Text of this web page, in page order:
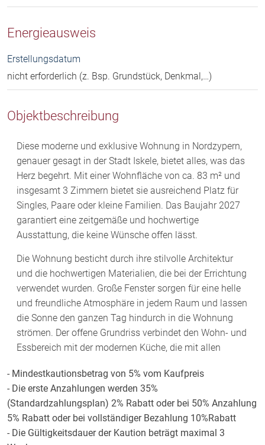
Energieausweis
Erstellungsdatum
nicht erforderlich (z. Bsp. Grundstück, Denkmal,…)
Objektbeschreibung
Diese moderne und exklusive Wohnung in Nordzypern,
genauer gesagt in der Stadt Iskele, bietet alles, was das
Herz begehrt. Mit einer Wohnfläche von ca. 83 m² und
insgesamt 3 Zimmern bietet sie ausreichend Platz für
Singles, Paare oder kleine Familien. Das Baujahr 2027
garantiert eine zeitgemäße und hochwertige
Ausstattung, die keine Wünsche offen lässt.
Die Wohnung besticht durch ihre stilvolle Architektur
und die hochwertigen Materialien, die bei der Errichtung
verwendet wurden. Große Fenster sorgen für eine helle
und freundliche Atmosphäre in jedem Raum und lassen
die Sonne den ganzen Tag hindurch in die Wohnung
strömen. Der offene Grundriss verbindet den Wohn- und
Essbereich mit der modernen Küche, die mit allen
nicht nur Ihre Kochkünste unter Beweis stellen, sondern
auch gemütliche Abende mit Freunden und Familie
verbringen.
Das Badezimmer ist ebenfalls modern gestaltet und
- Mindestkautionsbetrag von 5% vom Kaufpreis
- Die erste Anzahlungen werden 35%
(Standardzahlungsplan) 2% Rabatt oder bei 50% Anzahlung
5% Rabatt oder bei vollständiger Bezahlung 10%Rabatt
- Die Gültigkeitsdauer der Kaution beträgt maximal 3